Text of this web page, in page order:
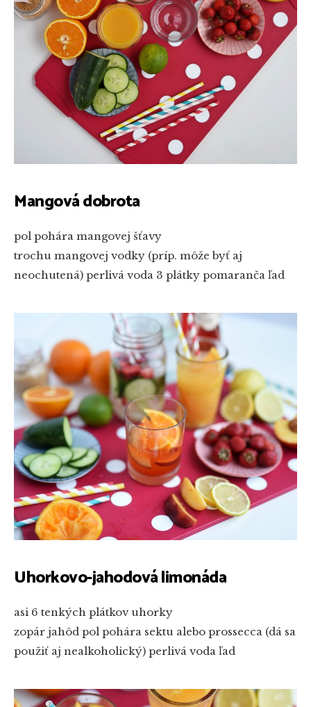
Mangová dobrota
pol pohára mangovej šťavy
trochu mangovej vodky (príp. môže byť aj
neochutená) perlivá voda 3 plátky pomaranča ľad
Uhorkovo-jahodová limonáda
asi 6 tenkých plátkov uhorky
zopár jahôd pol pohára sektu alebo prossecca (dá sa
použiť aj nealkoholický) perlivá voda ľad